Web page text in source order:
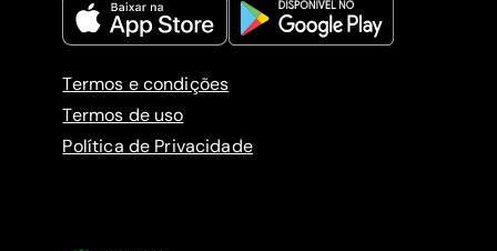
Termos e condições
Termos de uso
Política de Privacidade